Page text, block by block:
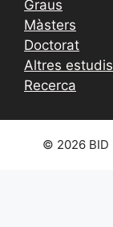
Graus
Màsters
Doctorat
Altres estudis
Recerca
© 2026 BID